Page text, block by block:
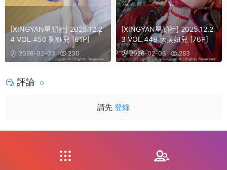
[XINGYAN星顔社] 2025.12.2
4 VOL.450 劉钰兒 [61P]
2026-02-03 230
[XINGYAN星顔社] 2025.12.2
3 VOL.449 大美妞兒 [76P]
2026-02-03 283
評論 0
請先 登錄